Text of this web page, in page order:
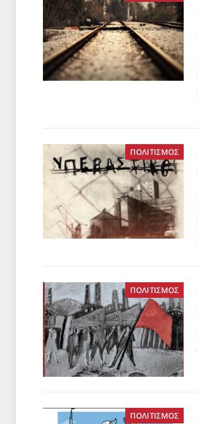
ΠΟΛΙΤΙΣΜΟΣ
ΠΟΛΙΤΙΣΜΟΣ
ΠΟΛΙΤΙΣΜΟΣ